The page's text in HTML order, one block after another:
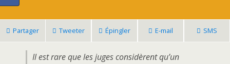
Partager Tweeter Épingler E-mail SMS
Il est rare que les juges considèrent qu’un